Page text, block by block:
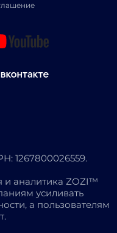
1267800026559.
и аналитика ZOZI™
усиливать
а пользователям